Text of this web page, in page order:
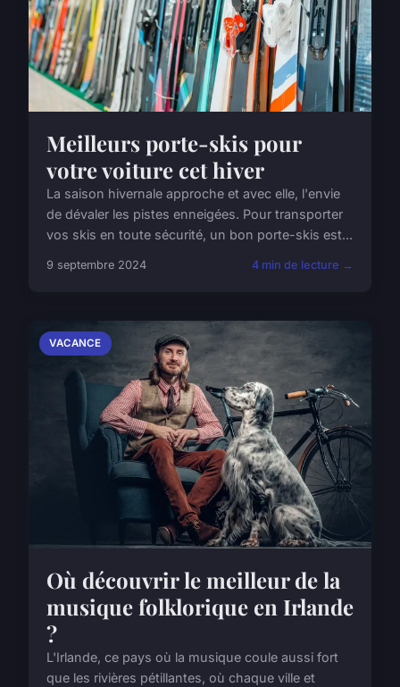
Meilleurs porte-skis pour
votre voiture cet hiver
La saison hivernale approche et avec elle, l'envie
de dévaler les pistes enneigées. Pour transporter
vos skis en toute sécurité, un bon porte-skis est...
9 septembre 2024 4 min de lecture →
VACANCE
Où découvrir le meilleur de la
musique folklorique en Irlande
?
L'Irlande, ce pays où la musique coule aussi fort
que les rivières pétillantes, où chaque ville et